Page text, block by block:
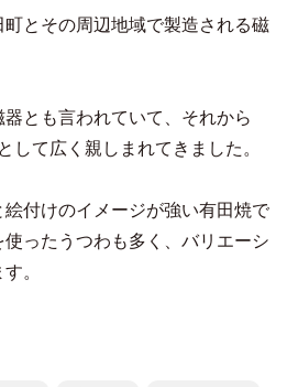
とその周辺地域で製造される磁
とも言われていて、それから
して広く親しまれてきました。
付けのイメージが強い有田焼で
ったうつわも多く、バリエーシ
。